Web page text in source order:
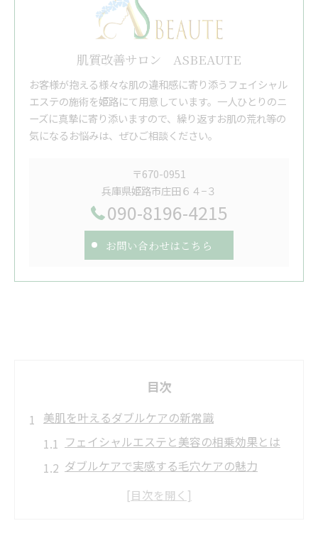
肌質改善サロン ASBEAUTE
お客様が抱える様々な肌の違和感に寄り添うフェイシャル
エステの施術を姫路にて用意しています。一人ひとりのニ
ーズに真摯に寄り添いますので、繰り返すお肌の荒れ等の
気になるお悩みは、ぜひご相談ください。
〒670-0951
兵庫県姫路市庄田６４−３
090-8196-4215
お問い合わせはこちら
目次
美肌を叶えるダブルケアの新常識
フェイシャルエステと美容の相乗効果とは
ダブルケアで実感する毛穴ケアの魅力
姫路や豊岡の人気エステの選び方ポイント